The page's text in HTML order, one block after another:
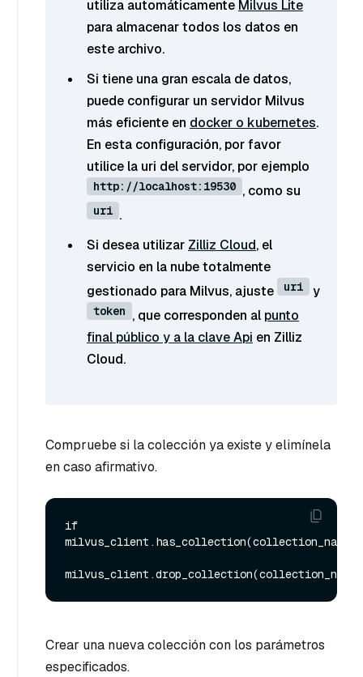
utiliza automáticamente Milvus Lite
para almacenar todos los datos en
este archivo.
Si tiene una gran escala de datos,
puede configurar un servidor Milvus
más eficiente en docker o kubernetes.
En esta configuración, por favor
utilice la uri del servidor, por ejemplo
http://localhost:19530 , como su
uri .
Si desea utilizar Zilliz Cloud, el
servicio en la nube totalmente
gestionado para Milvus, ajuste
uri y
token , que corresponden al punto
final público y a la clave Api en Zilliz
Cloud.
Compruebe si la colección ya existe y elimínela
en caso afirmativo.
if
milvus_client.has_collection(collection_name):
Crear una nueva colección con los parámetros
especificados.